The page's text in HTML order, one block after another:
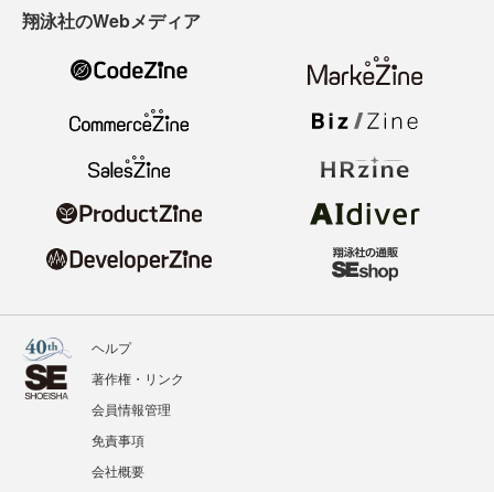
翔泳社のWebメディア
ヘルプ
著作権・リンク
会員情報管理
免責事項
会社概要